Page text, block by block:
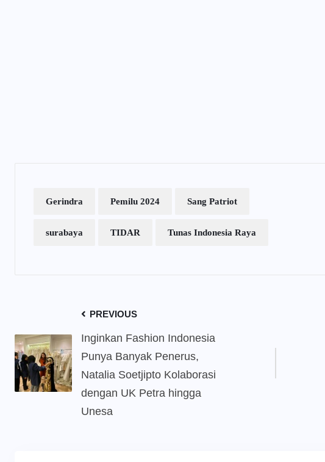
Gerindra Pemilu 2024 Sang Patriot
surabaya TIDAR Tunas Indonesia Raya
PREVIOUS
Inginkan Fashion Indonesia
Punya Banyak Penerus,
Natalia Soetjipto Kolaborasi
dengan UK Petra hingga
Unesa